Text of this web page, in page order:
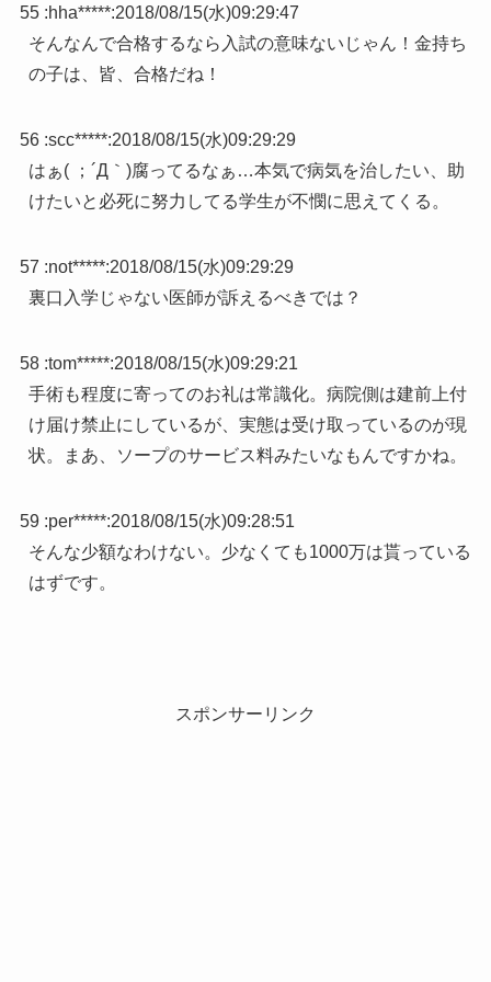
55 :hha*****:2018/08/15(水)09:29:47
そんなんで合格するなら入試の意味ないじゃん！金持ち
の子は、皆、合格だね！
56 :scc*****:2018/08/15(水)09:29:29
はぁ( ；´Д｀)腐ってるなぁ…本気で病気を治したい、助
けたいと必死に努力してる学生が不憫に思えてくる。
57 :not*****:2018/08/15(水)09:29:29
裏口入学じゃない医師が訴えるべきでは？
58 :tom*****:2018/08/15(水)09:29:21
手術も程度に寄ってのお礼は常識化。病院側は建前上付
け届け禁止にしているが、実態は受け取っているのが現
状。まあ、ソープのサービス料みたいなもんですかね。
59 :per*****:2018/08/15(水)09:28:51
そんな少額なわけない。少なくても1000万は貰っている
はずです。
スポンサーリンク